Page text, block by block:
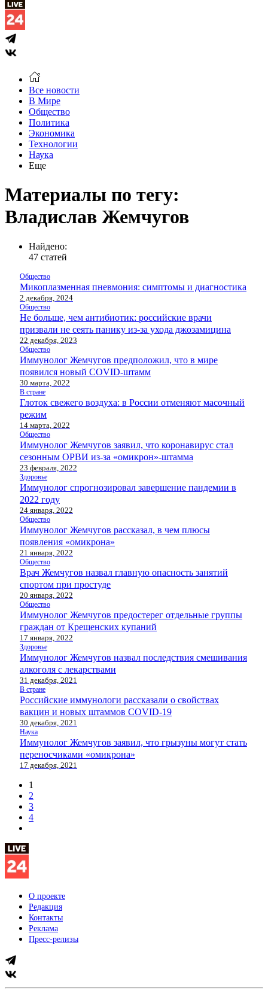
Все новости
В Мире
Общество
Политика
Экономика
Технологии
Наука
Еще
Материалы по тегу:
Владислав Жемчугов
Найдено:
47 статей
Общество
Микоплазменная пневмония: симптомы и диагностика
2 декабря, 2024
Общество
Не больше, чем антибиотик: российские врачи
призвали не сеять панику из-за ухода джозамицина
22 декабря, 2023
Общество
Иммунолог Жемчугов предположил, что в мире
появился новый COVID-штамм
30 марта, 2022
В стране
Глоток свежего воздуха: в России отменяют масочный
режим
14 марта, 2022
Общество
Иммунолог Жемчугов заявил, что коронавирус стал
сезонным ОРВИ из-за «омикрон»-штамма
23 февраля, 2022
Здоровье
Иммунолог спрогнозировал завершение пандемии в
2022 году
24 января, 2022
Общество
Иммунолог Жемчугов рассказал, в чем плюсы
появления «омикрона»
21 января, 2022
Общество
Врач Жемчугов назвал главную опасность занятий
спортом при простуде
20 января, 2022
Общество
Иммунолог Жемчугов предостерег отдельные группы
граждан от Крещенских купаний
17 января, 2022
Здоровье
Иммунолог Жемчугов назвал последствия смешивания
алкоголя с лекарствами
31 декабря, 2021
В стране
Российские иммунологи рассказали о свойствах
вакцин и новых штаммов COVID-19
30 декабря, 2021
Наука
Иммунолог Жемчугов заявил, что грызуны могут стать
переносчиками «омикрона»
17 декабря, 2021
1
2
3
4
О проекте
Редакция
Контакты
Реклама
Пресс-релизы